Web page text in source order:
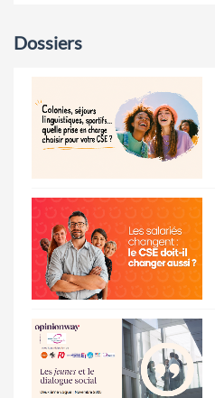
Dossiers